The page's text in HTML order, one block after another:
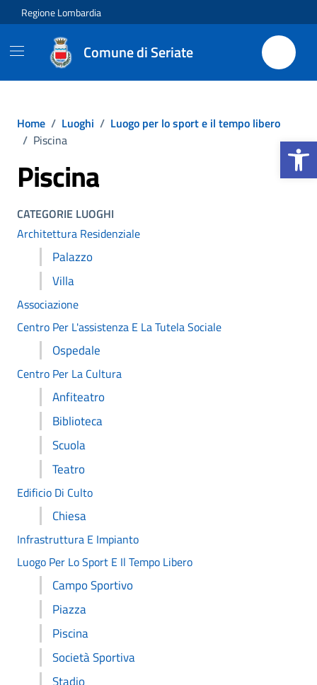
Apri la
Vai ai contenuti
Vai al footer
Regione Lombardia
Comune di Seriate
Home / Luoghi / Luogo per lo sport e il tempo libero
/ Piscina
Piscina
CATEGORIE LUOGHI
Architettura Residenziale
Palazzo
Villa
Associazione
Centro Per L'assistenza E La Tutela Sociale
Ospedale
Centro Per La Cultura
Anfiteatro
Biblioteca
Scuola
Teatro
Edificio Di Culto
Chiesa
Infrastruttura E Impianto
Luogo Per Lo Sport E Il Tempo Libero
Campo Sportivo
Piazza
Piscina
Società Sportiva